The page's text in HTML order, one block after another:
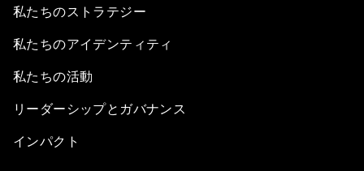
私たちのストラテジー
私たちのアイデンティティ
私たちの活動
リーダーシップとガバナンス
インパクト